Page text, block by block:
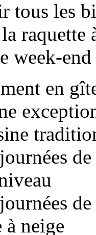
tous les
la
week-end
en
à neige